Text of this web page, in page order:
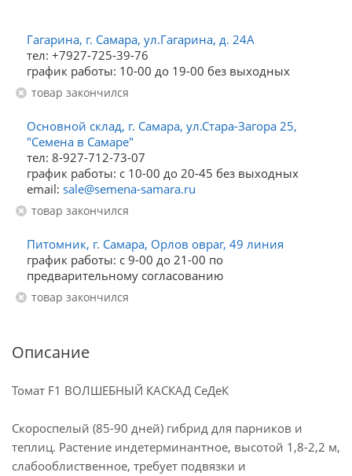
Гагарина, г. Самара, ул.Гагарина, д. 24А
тел: +7927-725-39-76
график работы: 10-00 до 19-00 без выходных
Товар закончился
Основной склад, г. Самара, ул.Стара-Загора 25,
"Семена в Самаре"
тел: 8-927-712-73-07
график работы: с 10-00 до 20-45 без выходных
email: sale@semena-samara.ru
Товар закончился
Питомник, г. Самара, Орлов овраг, 49 линия
график работы: с 9-00 до 21-00 по
предварительному согласованию
Товар закончился
Описание
Томат F1 ВОЛШЕБНЫЙ КАСКАД СеДеК
Скороспелый (85-90 дней) гибрид для парников и
теплиц. Растение индетерминантное, высотой 1,8-2,2 м,
слабооблиственное, требует подвязки и